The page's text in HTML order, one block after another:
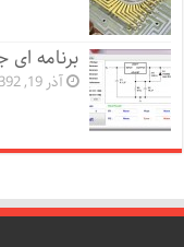
برنامه ای
آذر 19, 1392